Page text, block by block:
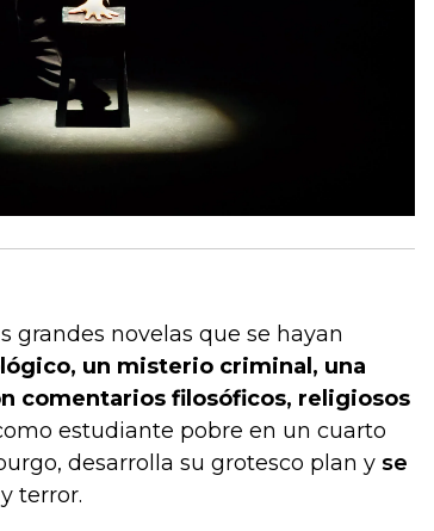
grandes novelas que se hayan
un misterio criminal, una
comentarios filosóficos, religiosos
estudiante pobre en un cuarto
desarrolla su grotesco plan y se
terror.